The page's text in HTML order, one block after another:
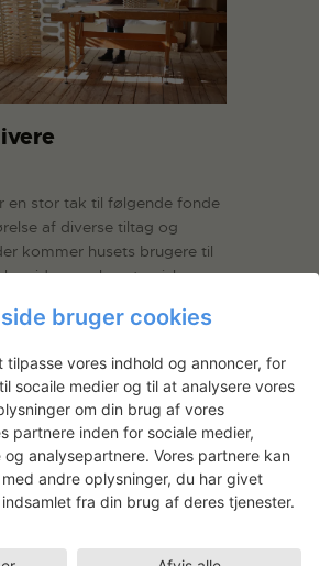
en stor tak til følgende fonde
af diverse tiltag og
kommer husets brugere til
viden om kunstneriske
Augustinus Fonden Art
Fonden, Statens
Marie…
bruger cookies
tilpasse vores indhold og annoncer, for
socaile medier og til at analysere vores
om din brug af vores
partnere inden for sociale medier,
analysepartnere. Vores partnere kan
andre oplysninger, du har givet
fra din brug af deres tjenester.